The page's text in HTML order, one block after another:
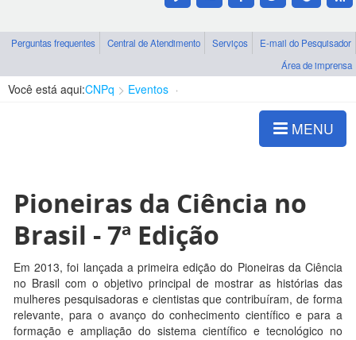
Perguntas frequentes Central de Atendimento Serviços
E-mail do Pesquisador
Área de imprensa
Você está aqui:CNPq Eventos
MENU
Pioneiras da Ciência no
Brasil - 7ª Edição
Em 2013, foi lançada a primeira edição do Pioneiras da Ciência
no Brasil com o objetivo principal de mostrar as histórias das
mulheres pesquisadoras e cientistas que contribuíram, de forma
relevante, para o avanço do conhecimento científico e para a
formação e ampliação do sistema científico e tecnológico no